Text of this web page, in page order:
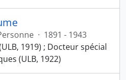
· 1891 - 1943
1919) ; Docteur spécial
(ULB, 1922)